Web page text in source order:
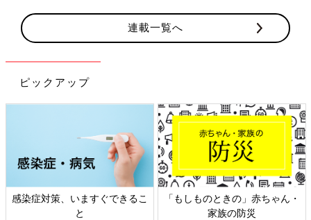
花粉を寄せ付けないだけでなく、アレルギーに負けない体をつく
ることも大切です。
妊娠中はさまざまな体の変化が起こります。さらに鼻づまりや目
のかゆみなど、花粉症の症状が加わるのはつらいものです。花粉
をよせつけない工夫と、体調管理で少しでも快適に過ごしたいで
すね。
執筆者・編集者名
小川クリニック院長 小川隆吉先生
連載一覧へ
ピックアップ
感染症対策、いますぐできるこ
と
「もしものときの」赤ちゃん・
家族の防災